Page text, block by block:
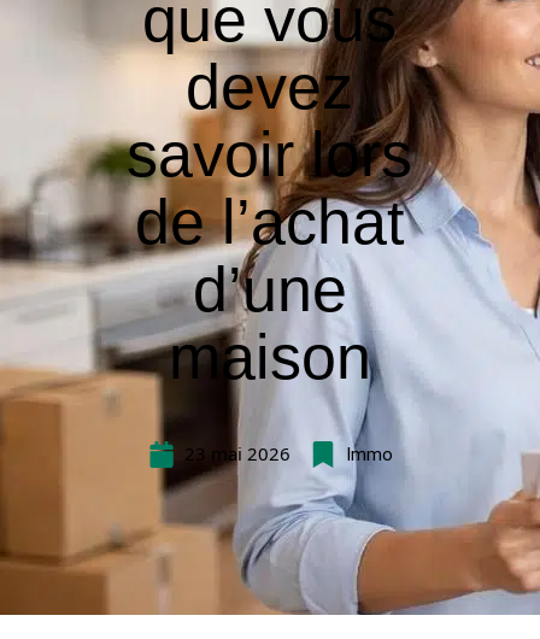
que vous
devez
savoir lors
de l’achat
d’une
maison
23 mai 2026 Immo